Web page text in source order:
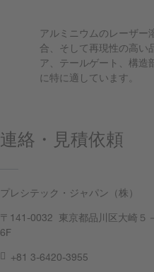
アルミニウムのレーザー
合、そして再現性の高い
ア、テールゲート、構造
に特に適しています。
連絡・見積依頼
プレシテック・ジャパン（株）
〒141-0032 東京都品川区大崎
6F
+81 3-6420-3955